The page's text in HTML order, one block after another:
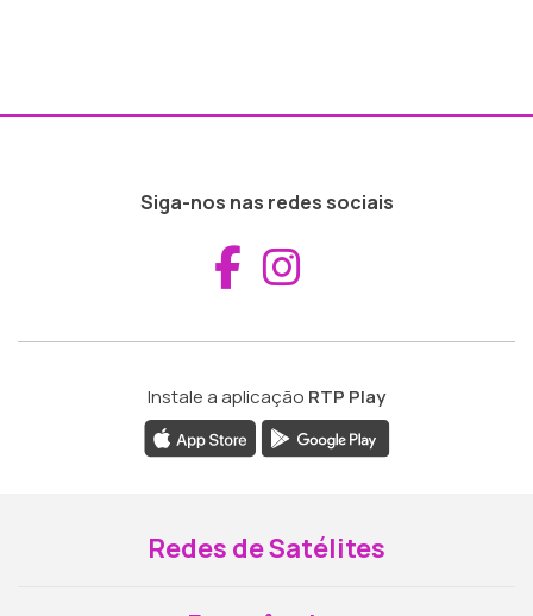
Siga-nos nas redes sociais
Aceder ao
Instale a aplicação RTP Play
Redes de Satélites